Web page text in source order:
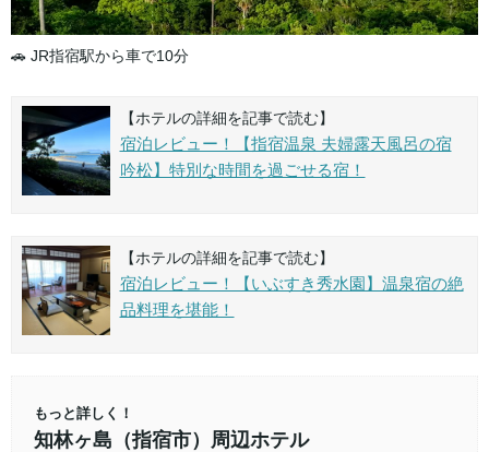
🚗 JR指宿駅から車で10分
【ホテルの詳細を記事で読む】
宿泊レビュー！【指宿温泉 夫婦露天風呂の宿
吟松】特別な時間を過ごせる宿！
【ホテルの詳細を記事で読む】
宿泊レビュー！【いぶすき秀水園】温泉宿の絶
品料理を堪能！
もっと詳しく！
知林ヶ島（指宿市）周辺ホテル